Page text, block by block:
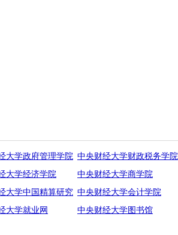
大学政府管理学院 中央财经大学财政税务学院
大学经济学院
中央财经大学商学院
大学中国精算研究 中央财经大学会计学院
大学就业网 中央财经大学图书馆